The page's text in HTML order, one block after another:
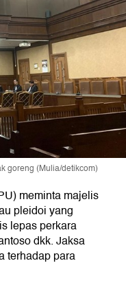
goreng (Mulia/detikcom)
meminta majelis
pleidoi yang
lepas perkara
dkk. Jaksa
terhadap para